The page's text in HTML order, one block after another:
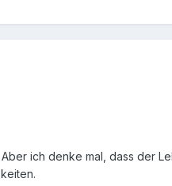
ich denke mal, dass der